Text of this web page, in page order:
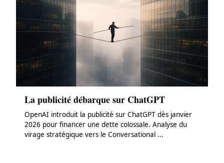
La publicité débarque sur ChatGPT
OpenAI introduit la publicité sur ChatGPT dès janvier
2026 pour financer une dette colossale. Analyse du
virage stratégique vers le Conversational ...